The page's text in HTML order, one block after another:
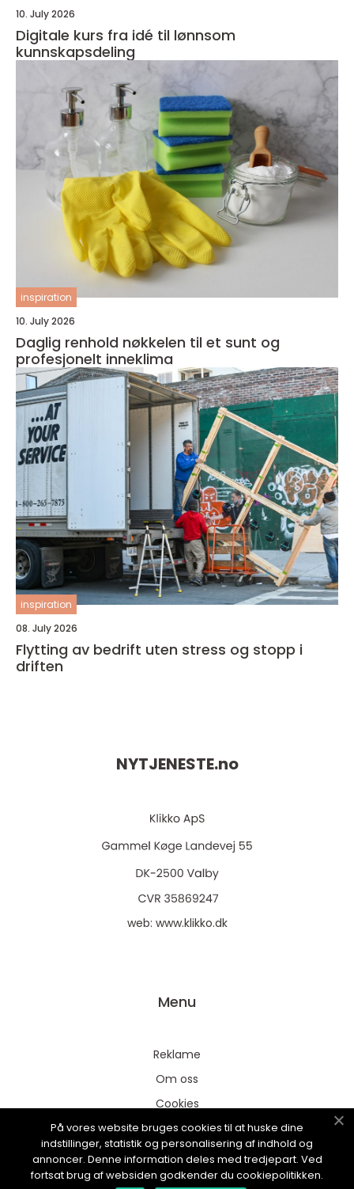
10. July 2026
Digitale kurs fra idé til lønnsom
kunnskapsdeling
inspiration
10. July 2026
Daglig renhold nøkkelen til et sunt og
profesjonelt inneklima
inspiration
08. July 2026
Flytting av bedrift uten stress og stopp i
driften
NYTJENESTE.no
web: www.klikko.dk
Menu
Reklame
Om oss
Cookies
Kontakt Oss
Sitemap
På vores website bruges cookies til at huske dine
indstillinger, statistik og personalisering af indhold og
annoncer. Denne information deles med tredjepart. Ved
fortsat brug af websiden godkender du cookiepolitikken.